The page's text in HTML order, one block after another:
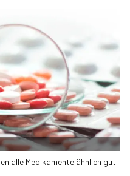
alle Medikamente ähnlich gut